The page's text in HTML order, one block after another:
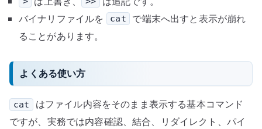
バイナリファイルを
cat
で端末へ出すと表示が崩れ
ることがあります。
よくある使い方
cat
はファイル内容をそのまま表示する基本コマンド
ですが、実務では内容確認、結合、リダイレクト、パイ